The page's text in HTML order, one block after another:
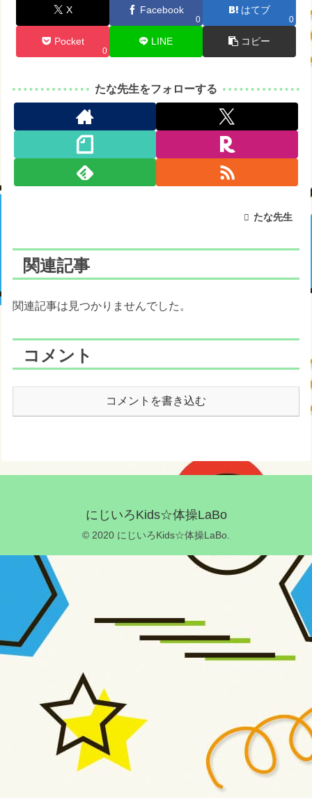
X Facebook
0
はてブ
0
Pocket
0
LINE コピー
たな先生をフォローする
たな先生
関連記事
関連記事は見つかりませんでした。
コメント
コメントを書き込む
にじいろKids☆体操LaBo
© 2020 にじいろKids☆体操LaBo.